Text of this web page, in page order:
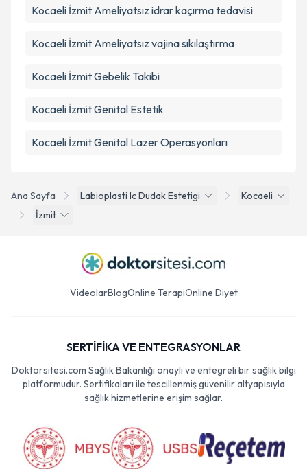
Ana Sayfa Labioplasti Ic Dudak Estetigi
Kocaeli
İzmit
Kocaeli İzmit Ameliyatsız idrar kaçırma tedavisi
Kocaeli İzmit Ameliyatsız vajina sıkılaştırma
Kocaeli İzmit Gebelik Takibi
Kocaeli İzmit Genital Estetik
Kocaeli İzmit Genital Lazer Operasyonları
VideolarBlogOnline TerapiOnline Diyet
SERTİFİKA VE ENTEGRASYONLAR
Doktorsitesi.com Sağlık Bakanlığı onaylı ve entegreli bir sağlık bilgi
platformudur. Sertifikaları ile tescillenmiş güvenilir altyapısıyla
sağlık hizmetlerine erişim sağlar.